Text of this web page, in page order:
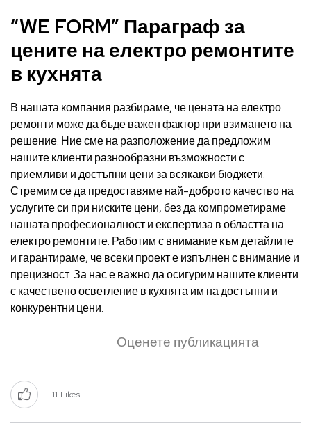
“WE FORM” Параграф за
цените на електро ремонтите
в кухнята
В нашата компания разбираме, че цената на електро
ремонти може да бъде важен фактор при взимането на
решение. Ние сме на разположение да предложим
нашите клиенти разнообразни възможности с
приемливи и достъпни цени за всякакви бюджети.
Стремим се да предоставяме най-доброто качество на
услугите си при ниските цени, без да компрометираме
нашата професионалност и експертиза в областта на
електро ремонтите. Работим с внимание към детайлите
и гарантираме, че всеки проект е изпълнен с внимание и
прецизност. За нас е важно да осигурим нашите клиенти
с качествено осветление в кухнята им на достъпни и
конкурентни цени.
Оценете публикацията
11 Likes